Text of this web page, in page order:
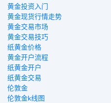
黄金投资入门
黄金现货行情走势
黄金交易市场
黄金交易技巧
纸黄金价格
黄金开户流程
纸黄金开户
纸黄金交易
伦敦金
伦敦金k线图